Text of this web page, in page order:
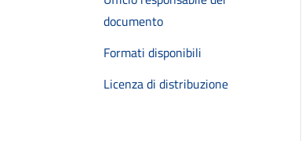
documento
Formati disponibili
Licenza di distribuzione